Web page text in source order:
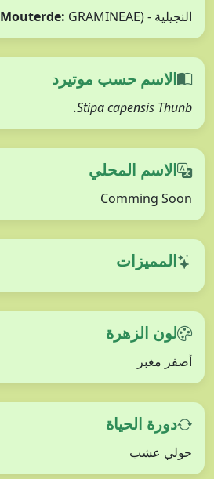
النجيلية - POACEAE ( Mouterde: GRAMINEAE)
الاسم حسب موتيرد
Stipa capensis Thunb.
الاسم المحلي
Comming Soon
المميزات
لون الزهرة
أصفر مغبر
دورة الحياة
حولي عشب